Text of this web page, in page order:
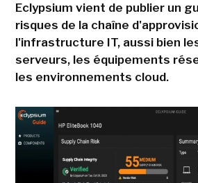
Eclypsium vient de publier un
risques de la chaîne
l'infrastructure IT, aussi bien
serveurs, les équipements
les environnements cloud.